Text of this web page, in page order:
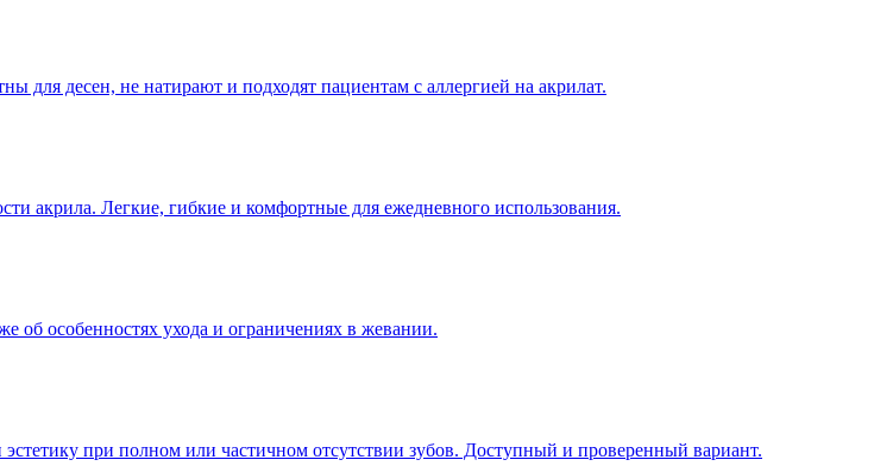
десен, не натирают и подходят пациентам с аллергией на акрилат.
акрила. Легкие, гибкие и комфортные для ежедневного использования.
об особенностях ухода и ограничениях в жевании.
при полном или частичном отсутствии зубов. Доступный и проверенный вариант.